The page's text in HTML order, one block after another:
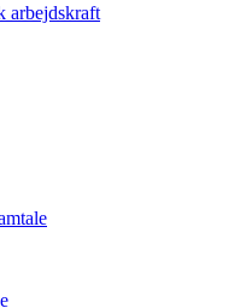
arbejdskraft